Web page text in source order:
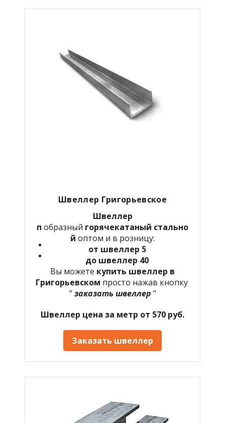
Швеллер Григорьевское
Швеллер
п образный горячекатаный стально
й оптом и в розницу:
от швеллер 5
до швеллер 40
Вы можете купить швеллер в
Григорьевском просто нажав кнопку
" заказать швеллер "
Швеллер цена за метр от 570 руб.
Заказать швеллер